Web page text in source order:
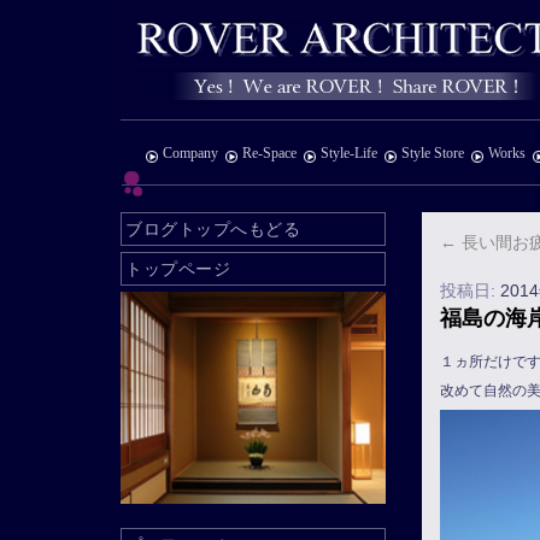
Company Re-Space Style-Life Style Store Works
← 長い間お
投稿日:
福島の海
１ヵ所だけで
改めて自然の
ブログトップへもどる
トップページ